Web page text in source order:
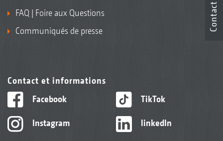
FAQ | Foire aux Questions
Communiqués de presse
Contact et informations
Facebook
Instagram
TikTok
linkedIn
Contact